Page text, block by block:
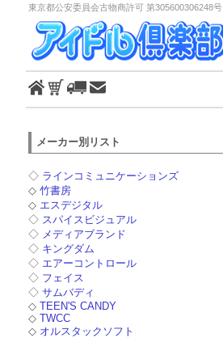
東京都公安委員会古物商許可 第305600306248号
メーカー別リスト
◇ ラインコミュニケーションズ
◇ 竹書房
◇ エスデジタル
◇ スパイスビジュアル
◇ メディアブランド
◇ キングダム
◇ エアーコントロール
◇ フェイス
◇ サムバディ
◇ TEEN'S CANDY
◇ TWCC
◇ オルスタックソフト